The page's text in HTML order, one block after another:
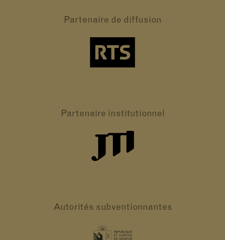
Partenaire de diffusion
Partenaire institutionnel
Autorités subventionnantes